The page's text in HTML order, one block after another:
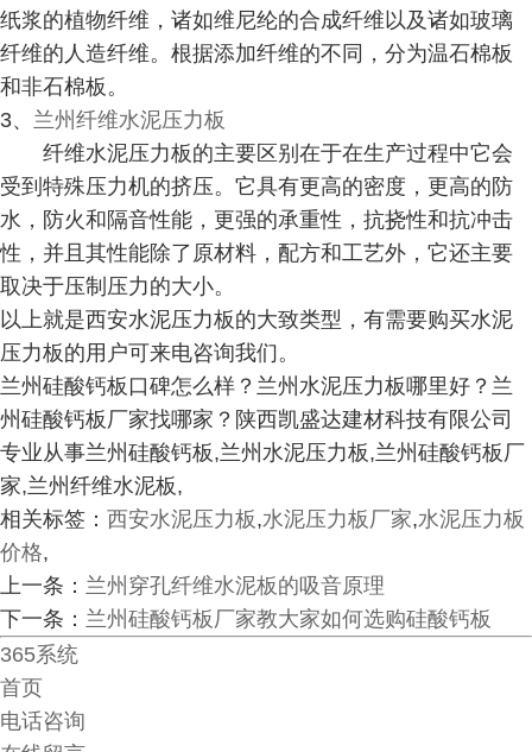
纸浆的植物纤维，诸如维尼纶的合成纤维以及诸如玻璃
纤维的人造纤维。根据添加纤维的不同，分为温石棉板
和非石棉板。
3、 兰州纤维水泥压力板
纤维水泥压力板的主要区别在于在生产过程中它会
受到特殊压力机的挤压。它具有更高的密度，更高的防
水，防火和隔音性能，更强的承重性，抗挠性和抗冲击
性，并且其性能除了原材料，配方和工艺外，它还主要
取决于压制压力的大小。
以上就是西安水泥压力板的大致类型，有需要购买水泥
压力板的用户可来电咨询我们。
兰州硅酸钙板口碑怎么样？兰州水泥压力板哪里好？兰
州硅酸钙板厂家找哪家？陕西凯盛达建材科技有限公司
专业从事兰州硅酸钙板,兰州水泥压力板,兰州硅酸钙板厂
家,兰州纤维水泥板,
相关标签： 西安水泥压力板,水泥压力板厂家,水泥压力板
价格,
上一条： 兰州穿孔纤维水泥板的吸音原理
下一条： 兰州硅酸钙板厂家教大家如何选购硅酸钙板
365系统
首页
电话咨询